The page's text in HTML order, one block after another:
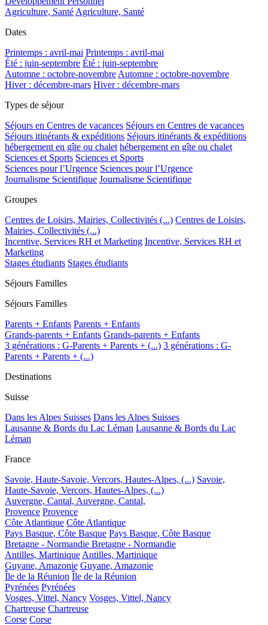
Agriculture, Santé Agriculture, Santé
Dates
Printemps : avril-mai Printemps : avril-mai
Été : juin-septembre Été : juin-septembre
Automne : octobre-novembre Automne : octobre-novembre
Hiver : décembre-mars Hiver : décembre-mars
Types de séjour
Séjours en Centres de vacances Séjours en Centres de vacances
Séjours itinérants & expéditions Séjours itinérants & expéditions
hébergement en gîte ou chalet hébergement en gîte ou chalet
Sciences et Sports Sciences et Sports
Sciences pour l’Urgence Sciences pour l’Urgence
Journalisme Scientifique Journalisme Scientifique
Groupes
Centres de Loisirs, Mairies, Collectivités (...) Centres de Loisirs,
Mairies, Collectivités (...)
Incentive, Services RH et Marketing Incentive, Services RH et
Marketing
Stages étudiants Stages étudiants
Séjours Familles
Séjours Familles
Parents + Enfants Parents + Enfants
Grands-parents + Enfants Grands-parents + Enfants
3 générations : G-Parents + Parents + (...) 3 générations : G-
Parents + Parents + (...)
Destinations
Suisse
Dans les Alpes Suisses Dans les Alpes Suisses
Lausanne & Bords du Lac Léman Lausanne & Bords du Lac
Léman
France
Savoie, Haute-Savoie, Vercors, Hautes-Alpes, (...) Savoie,
Haute-Savoie, Vercors, Hautes-Alpes, (...)
Auvergne, Cantal, Auvergne, Cantal,
Provence Provence
Côte Atlantique Côte Atlantique
Pays Basque, Côte Basque Pays Basque, Côte Basque
Bretagne - Normandie Bretagne - Normandie
Antilles, Martinique Antilles, Martinique
Guyane, Amazonie Guyane, Amazonie
Île de la Réunion Île de la Réunion
Pyrénées Pyrénées
Vosges, Vittel, Nancy Vosges, Vittel, Nancy
Chartreuse Chartreuse
Corse Corse